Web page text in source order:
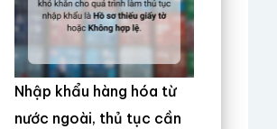
Nhập khẩu hàng hóa từ
nước ngoài, thủ tục cần